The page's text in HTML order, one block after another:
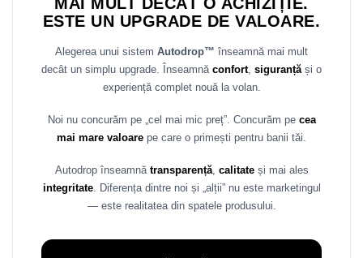
ESTE UN UPGRADE DE VALOARE.
Alegerea unui sistem Autodrop™ înseamnă mai mult
decât un simplu upgrade. Înseamnă confort, siguranță și o
experiență complet nouă la volan.
Noi nu concurăm pe „cel mai mic preț”. Concurăm pe cea
mai mare valoare pe care o primești pentru banii tăi.
Autodrop înseamnă transparență, calitateși mai ales
integritate. Diferența dintre noi și „alții” nu este marketingul
— este realitatea din spatele produsului.